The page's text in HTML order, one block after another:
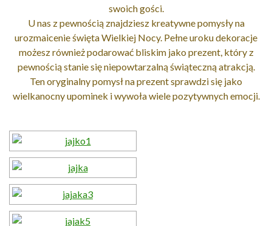
swoich gości.
U nas z pewnością znajdziesz kreatywne pomysły na
urozmaicenie święta Wielkiej Nocy. Pełne uroku dekoracje
możesz również podarować bliskim jako prezent, który z
pewnością stanie się niepowtarzalną świąteczną atrakcją.
Ten oryginalny pomysł na prezent sprawdzi się jako
wielkanocny upominek i wywoła wiele pozytywnych emocji.